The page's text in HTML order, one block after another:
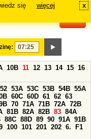
się
więcej x
10B 11 12 13 14 15 16
52 53A 53C 53B 54B 55A
60C 60D 61 62 63
70 71A 71B 72A 72B
81B 82A 82B 83 84A
88C 88D 89 90 91A 91B
100 101 201 202 6.
F1